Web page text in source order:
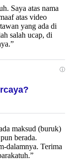
Saya atas nama
atas video
yang ada di
salah ucap, di
ⓘ
maksud (buruk)
berada.
dalamnya. Terima